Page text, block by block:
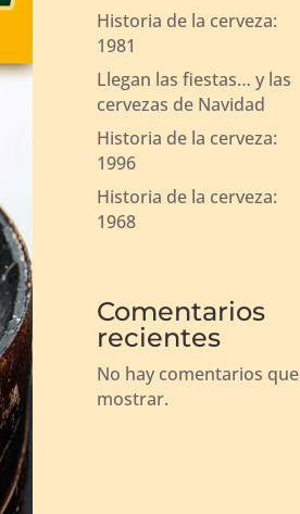
Historia de la cerveza:
1981
Llegan las fiestas… y las
cervezas de Navidad
Historia de la cerveza:
1996
Historia de la cerveza:
1968
Comentarios
recientes
No hay comentarios que
mostrar.